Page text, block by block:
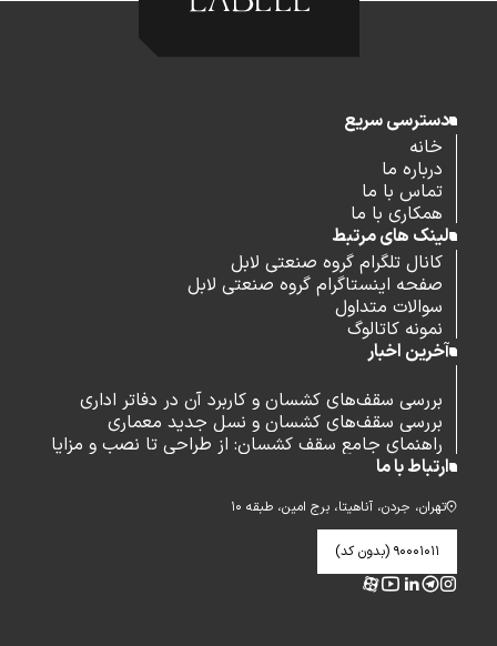
دسترسی سریع
خانه
درباره ما
تماس با ما
همکاری با ما
لینک های مرتبط
کانال تلگرام گروه صنعتی لابل
صفحه اینستاگرام گروه صنعتی لابل
سوالات متداول
نمونه کاتالوگ
آخرین اخبار
بررسی سقف‌های کشسان و کاربرد آن در دفاتر اداری
بررسی سقف‌های کشسان و نسل جدید معماری
راهنمای جامع سقف کشسان: از طراحی تا نصب و مزایا
ارتباط با ما
تهران، جردن، آناهیتا، برج امین، طبقه ۱۰
۹۰۰۰۱۰۱۱ (بدون کد)